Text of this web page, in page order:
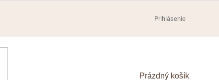
Prihlásenie
NÁKUPNÝ